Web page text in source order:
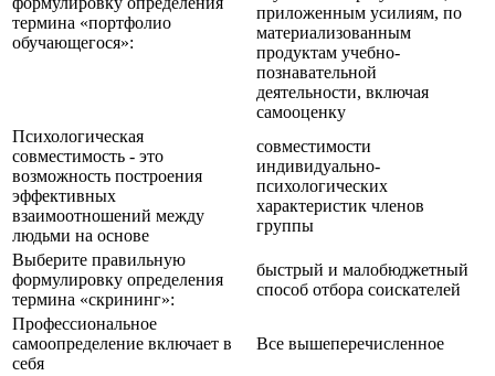
термина «портфолио
обучающегося»:
приложенным усилиям, по
материализованным
продуктам учебно-
познавательной
деятельности, включая
самооценку
Психологическая
совместимость - это
возможность построения
эффективных
взаимоотношений между
людьми на основе
совместимости
индивидуально-
психологических
характеристик членов
группы
Выберите правильную
формулировку определения
термина «скрининг»:
быстрый и малобюджетный
способ отбора соискателей
Профессиональное
самоопределение включает в
себя
Все вышеперечисленное